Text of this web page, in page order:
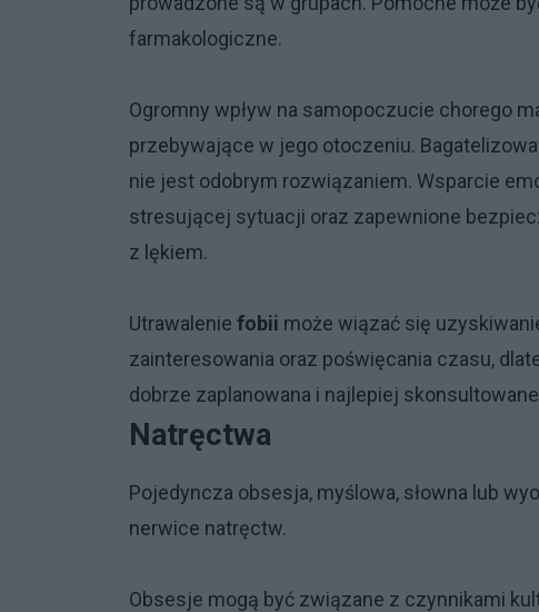
farmakologiczne.
Ogromny wpływ na samopoczucie chorego
przebywające w jego otoczeniu.
nie jest odobrym rozwiązaniem. Wsparcie
stresującej sytuacji oraz zapewnione
z lękiem.
Utrawalenie fobii może wiązać się
zainteresowania oraz poświęcania czasu,
dobrze zaplanowana i najlepiej
Natręctwa
Pojedyncza obsesja, myślowa, słowna lub
nerwice natręctw.
Obsesje mogą być związane z czynnikami